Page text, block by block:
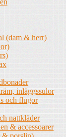
(dam & herr)
inläggssulor
och flugor
nattkläder
& accessoarer